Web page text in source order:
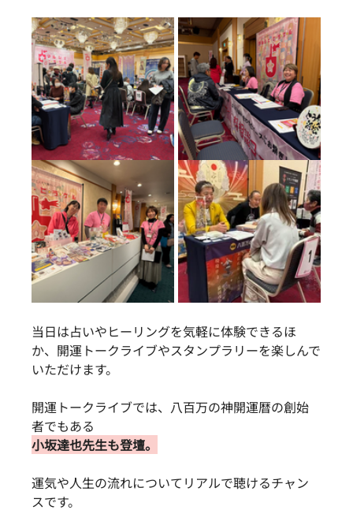
当日は占いやヒーリングを気軽に体験できるほ
か、開運トークライブやスタンプラリーを楽しんで
いただけます。
開運トークライブでは、八百万の神開運暦の創始
者でもある
小坂達也先生も登壇。
運気や人生の流れについてリアルで聴けるチャン
スです。